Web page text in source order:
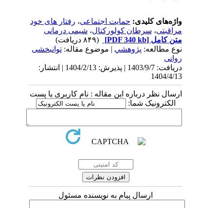
واژه‌های کلیدی:حمایت اجتماعی،رفتار های خود
مراقبتی،سرطان کولورکتال،شیمی درمانی
متن کامل[PDF 340 kb]
نوع مطالعه:پژوهشي| موضوع مقاله:توانبخشی
روانی
دریافت: 1403/9/7 | پذیرش: 1404/2/13 | انتشار:
1404/4/13
ارسال نظر درباره این مقاله : نام کاربری یا پست
الکترونیک شما:
ارسال پیام به نویسنده مسئول